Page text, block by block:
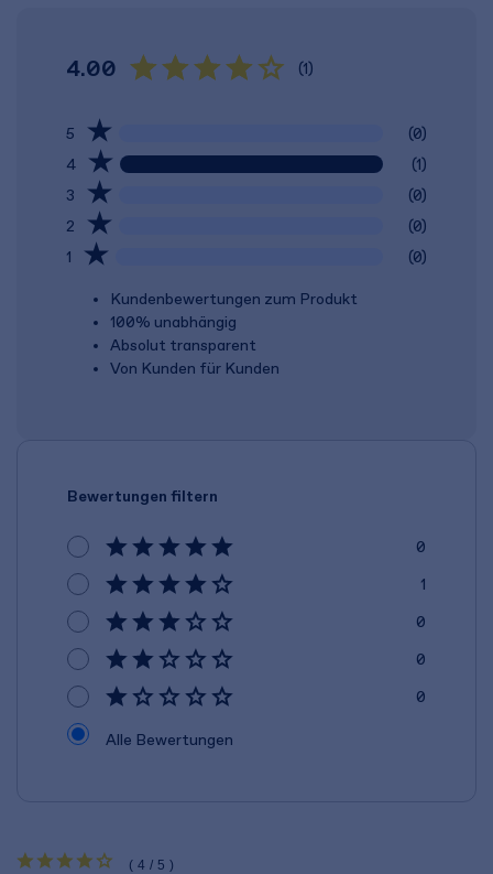
4.00 (1)
5
(0)
4
(1)
3
(0)
2
(0)
1
(0)
Kundenbewertungen zum Produkt
100% unabhängig
Absolut transparent
Von Kunden für Kunden
Bewertungen filtern
0
1
0
0
0
Alle Bewertungen
(4/5)